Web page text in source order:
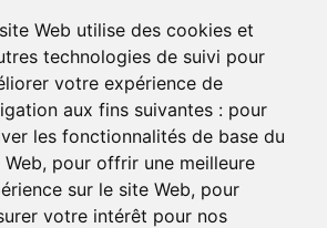
Web utilise des cookies et
technologies de suivi pour
votre expérience de
aux fins suivantes : pour
les fonctionnalités de base du
, pour offrir une meilleure
sur le site Web, pour
votre intérêt pour nos
pièce qu'il vous faut ?
vous renseignent au01 69 88 16 16
(Tapez 1)